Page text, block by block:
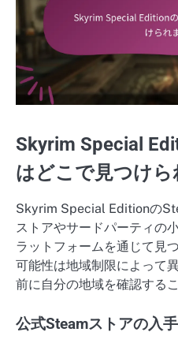
Skyrim Special
はどこで見つけら
Skyrim Special Editionの
ストアやサードパーティの
ラットフォームを通じて見
可能性は地域制限によって
前に自分の地域を確認する
公式Steamストアの入